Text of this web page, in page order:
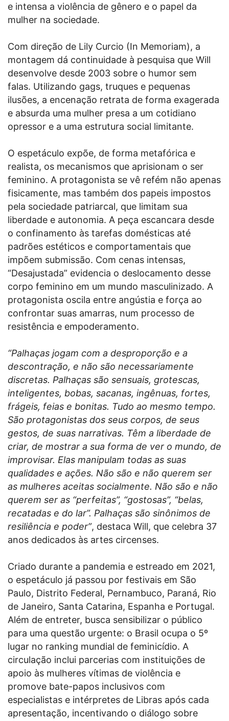
e intensa a violência de gênero e o papel da
mulher na sociedade.
Com direção de Lily Curcio (In Memoriam), a
montagem dá continuidade à pesquisa que Will
desenvolve desde 2003 sobre o humor sem
falas. Utilizando gags, truques e pequenas
ilusões, a encenação retrata de forma exagerada
e absurda uma mulher presa a um cotidiano
opressor e a uma estrutura social limitante.
O espetáculo expõe, de forma metafórica e
realista, os mecanismos que aprisionam o ser
feminino. A protagonista se vê refém não apenas
fisicamente, mas também dos papeis impostos
pela sociedade patriarcal, que limitam sua
liberdade e autonomia. A peça escancara desde
o confinamento às tarefas domésticas até
padrões estéticos e comportamentais que
impõem submissão. Com cenas intensas,
“Desajustada” evidencia o deslocamento desse
corpo feminino em um mundo masculinizado. A
protagonista oscila entre angústia e força ao
confrontar suas amarras, num processo de
resistência e empoderamento.
“Palhaças jogam com a desproporção e a
descontração, e não são necessariamente
discretas. Palhaças são sensuais, grotescas,
inteligentes, bobas, sacanas, ingênuas, fortes,
frágeis, feias e bonitas. Tudo ao mesmo tempo.
São protagonistas dos seus corpos, de seus
gestos, de suas narrativas. Têm a liberdade de
criar, de mostrar a sua forma de ver o mundo, de
improvisar. Elas manipulam todas as suas
qualidades e ações. Não são e não querem ser
as mulheres aceitas socialmente. Não são e não
querem ser as “perfeitas”, “gostosas”, “belas,
recatadas e do lar”. Palhaças são sinônimos de
resiliência e poder”, destaca Will, que celebra 37
anos dedicados às artes circenses.
Criado durante a pandemia e estreado em 2021,
o espetáculo já passou por festivais em São
Paulo, Distrito Federal, Pernambuco, Paraná, Rio
de Janeiro, Santa Catarina, Espanha e Portugal.
Além de entreter, busca sensibilizar o público
para uma questão urgente: o Brasil ocupa o 5º
lugar no ranking mundial de feminicídio. A
circulação inclui parcerias com instituições de
apoio às mulheres vítimas de violência e
promove bate-papos inclusivos com
especialistas e intérpretes de Libras após cada
apresentação, incentivando o diálogo sobre